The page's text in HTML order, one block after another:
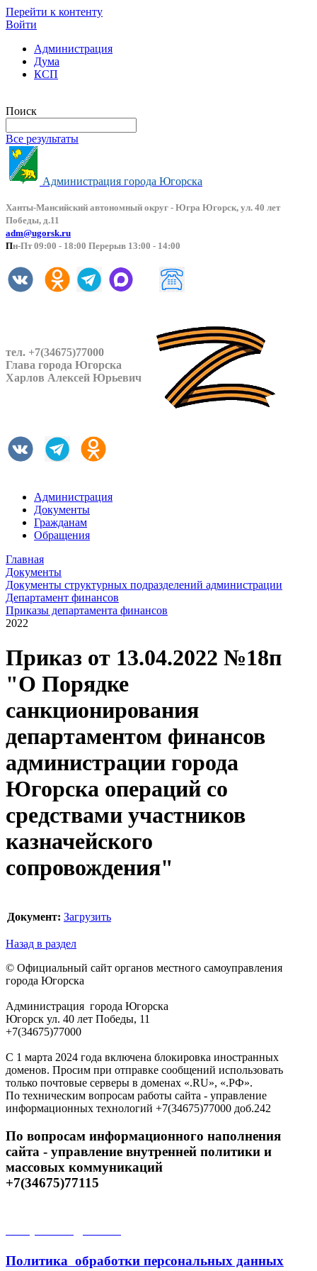
Перейти к контенту
Войти
Администрация
Дума
КСП
Поиск
Все результаты
Администрация города Югорска
Ханты-Мансийский автономный округ - Югра Югорск, ул. 40 лет
Победы, д.11
adm@ugorsk.ru
Пн-Пт 09:00 - 18:00 Перерыв 13:00 - 14:00
тел. +7(34675)77000
Глава города Югорска
Харлов Алексей Юрьевич
Администрация
Документы
Гражданам
Обращения
Главная
Документы
Документы структурных подразделений администрации
Департамент финансов
Приказы департамента финансов
2022
Приказ от 13.04.2022 №18п
"О Порядке
санкционирования
департаментом финансов
администрации города
Югорска операций со
средствами участников
казначейского
сопровождения"
Документ: Загрузить
Назад в раздел
© Официальный сайт органов местного самоуправления
города Югорска
Администрация города Югорска
Югорск ул. 40 лет Победы, 11
+7(34675)77000
С 1 марта 2024 года включена блокировка иностранных
доменов. Просим при отправке сообщений использовать
только почтовые серверы в доменах «.RU», «.РФ».
По техническим вопросам работы сайта - управление
информационных технологий +7(34675)77000 доб.242
По вопросам информационного наполнения
сайта - управление внутренней политики и
массовых коммуникаций
+7(34675)77115
Политика обработки персональных данных